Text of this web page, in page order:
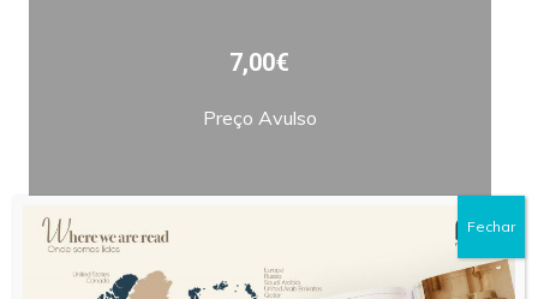
7,00€
Preço Avulso
Fechar